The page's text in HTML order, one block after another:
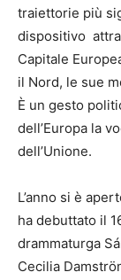
traiettorie più
dispositivo
Capitale
il Nord, le sue
È un gesto
dell’Europa la
dell’Unione.
L’anno si è
ha debuttato il
drammaturga
Cecilia